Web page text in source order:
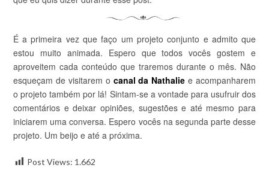
É a primeira vez que faço um projeto conjunto e admito que
estou muito animada. Espero que todos vocês gostem e
aproveitem cada conteúdo que traremos durante o mês. Não
esqueçam de visitarem o canal da Nathalie e acompanharem
o projeto também por lá! Sintam-se a vontade para usufruir dos
comentários e deixar opiniões, sugestões e até mesmo para
iniciarem uma conversa. Espero vocês na segunda parte desse
projeto. Um beijo e até a próxima.
Post Views: 1.662